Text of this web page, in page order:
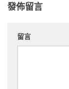
發佈留言
留言